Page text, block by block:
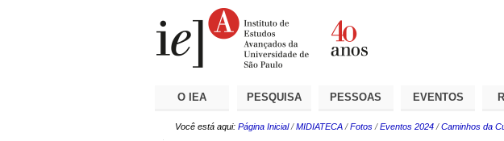
O IEA PESQUISA PESSOAS EVENTOS
Você está aqui: Página Inicial /MIDIATECA /Fotos /Eventos 2024 /Caminhos da